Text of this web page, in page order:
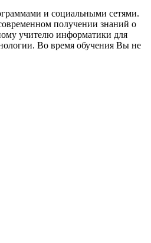
и социальными сетями.
получении знаний о
учителю информатики для
Во время обучения Вы не